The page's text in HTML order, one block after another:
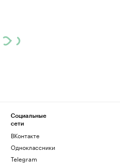
Социальные
сети
ВКонтакте
Одноклассники
Telegram